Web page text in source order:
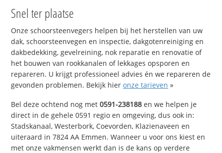
Snel ter plaatse
Onze schoorsteenvegers helpen bij het herstellen van uw
dak, schoorsteenvegen en inspectie, dakgotenreiniging en
dakbedekking, gevelreining, nok reparatie en renovatie of
het bouwen van rookkanalen of lekkages opsporen en
repareren. U krijgt professioneel advies én we repareren de
gevonden problemen. Bekijk hieronze tarieven »
Bel deze ochtend nog met0591-238188 en we helpen je
direct in de gehele 0591 regio en omgeving, dus ook in:
Stadskanaal, Westerbork, Coevorden, Klazienaveen en
uiteraard in 7824 AA Emmen. Wanneer u voor ons kiest en
met onze vakmensen werkt dan is de kans op verdere